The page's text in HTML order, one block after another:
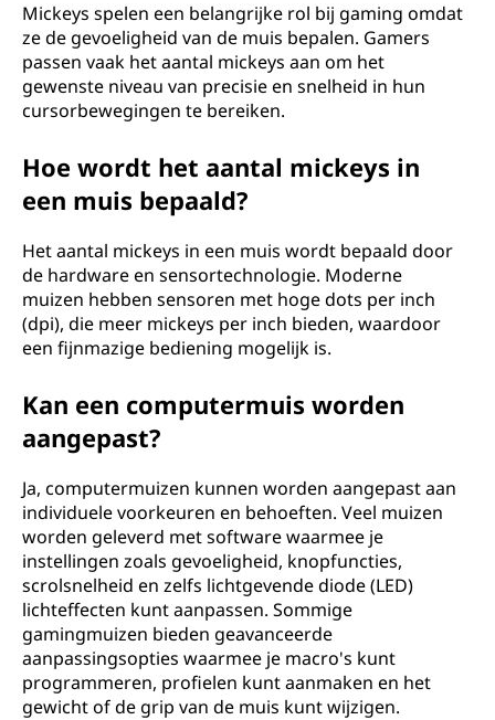
Mickeys spelen een belangrijke rol bij gaming omdat
ze de gevoeligheid van de muis bepalen. Gamers
passen vaak het aantal mickeys aan om het
gewenste niveau van precisie en snelheid in hun
cursorbewegingen te bereiken.
Hoe wordt het aantal mickeys in
een muis bepaald?
Het aantal mickeys in een muis wordt bepaald door
de hardware en sensortechnologie. Moderne
muizen hebben sensoren met hoge dots per inch
(dpi), die meer mickeys per inch bieden, waardoor
een fijnmazige bediening mogelijk is.
Kan een computermuis worden
aangepast?
Ja, computermuizen kunnen worden aangepast aan
individuele voorkeuren en behoeften. Veel muizen
worden geleverd met software waarmee je
instellingen zoals gevoeligheid, knopfuncties,
scrolsnelheid en zelfs lichtgevende diode (LED)
lichteffecten kunt aanpassen. Sommige
gamingmuizen bieden geavanceerde
aanpassingsopties waarmee je macro's kunt
programmeren, profielen kunt aanmaken en het
gewicht of de grip van de muis kunt wijzigen.